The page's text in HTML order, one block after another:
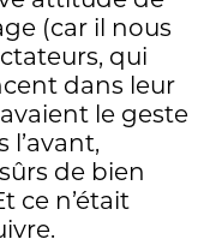
(car il nous
qui
dans leur
le geste
l’avant,
de bien
ce n’était